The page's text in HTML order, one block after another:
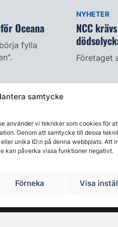
samtycke
använder vi tekniker som cookies för
Genom att samtycke till dessa
unika ID:n på denna webbplats. Att
kan påverka vissa funktioner negativt.
Förneka Visa
Oceana
fylla
NYHETER
NCC
Företaget